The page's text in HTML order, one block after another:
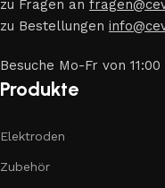
zu Fragen an
zu Bestellungen
Besuche Mo-Fr von
Produkte
Elektroden
Zubehör